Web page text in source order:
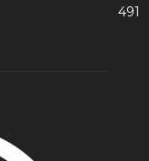
491